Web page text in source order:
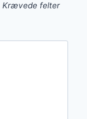
Krævede felter